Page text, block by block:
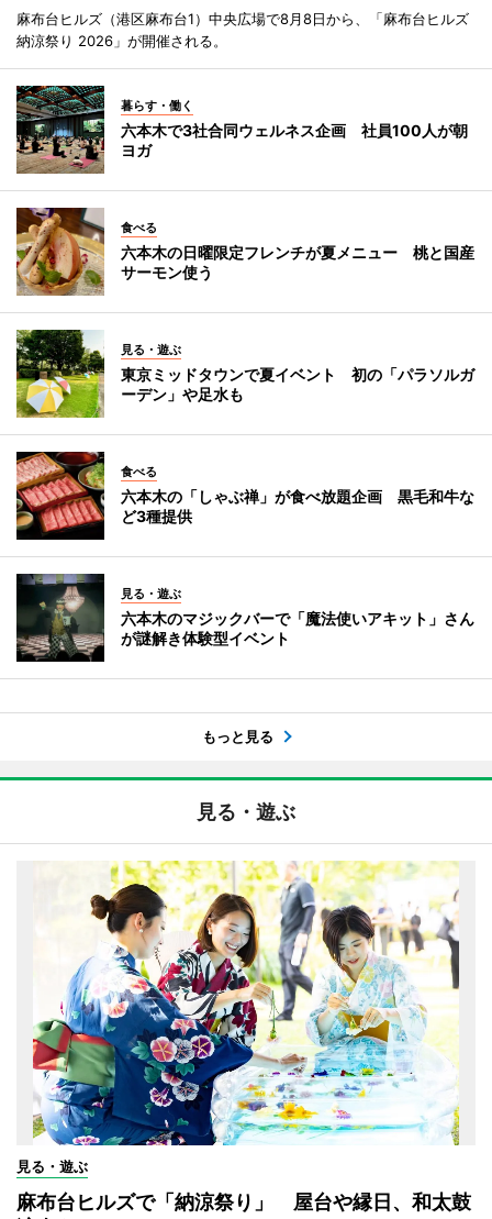
麻布台ヒルズ（港区麻布台1）中央広場で8月8日から、「麻布台ヒルズ
納涼祭り 2026」が開催される。
暮らす・働く
六本木で3社合同ウェルネス企画 社員100人が朝
ヨガ
食べる
六本木の日曜限定フレンチが夏メニュー 桃と国産
サーモン使う
見る・遊ぶ
東京ミッドタウンで夏イベント 初の「パラソルガ
ーデン」や足水も
食べる
六本木の「しゃぶ禅」が食べ放題企画 黒毛和牛な
ど3種提供
見る・遊ぶ
六本木のマジックバーで「魔法使いアキット」さん
が謎解き体験型イベント
もっと見る
見る・遊ぶ
見る・遊ぶ
麻布台ヒルズで「納涼祭り」 屋台や縁日、和太鼓